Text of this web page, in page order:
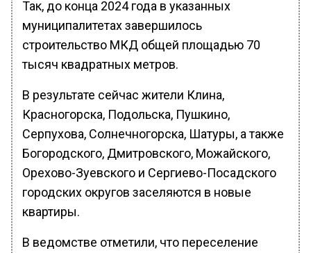
Так, до конца 2024 года в указанных
муниципалитетах завершилось
строительство МКД общей площадью 70
тысяч квадратных метров.
В результате сейчас жители Клина,
Красногорска, Подольска, Пушкино,
Серпухова, Солнечногорска, Шатуры, а также
Богородского, Дмитровского, Можайского,
Орехово-Зуевского и Сергиево-Посадского
городских округов заселяются в новые
квартиры.
В ведомстве отметили, что переселение